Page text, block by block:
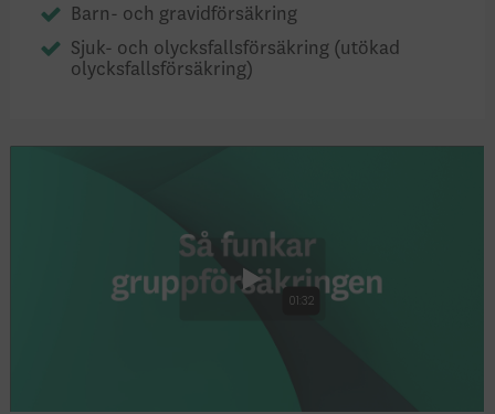
Barn- och gravidförsäkring
Sjuk- och olycksfallsförsäkring (utökad
olycksfallsförsäkring)